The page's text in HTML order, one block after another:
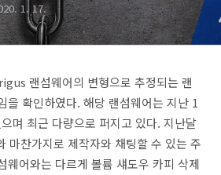
1. 17.
랜섬웨어의 변형으로 추정되는 랜
을 확인하였다. 해당 랜섬웨어는 지난 1
며 최근 다량으로 퍼지고 있다. 지난달
마찬가지로 제작자와 채팅할 수 있는 주
웨어와는 다르게 볼륨 섀도우 카피 삭제